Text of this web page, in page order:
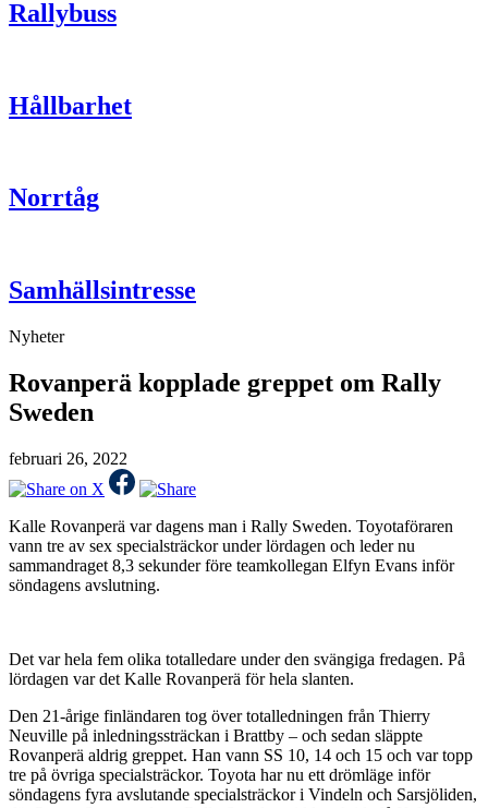
Rallybuss
Hållbarhet
Norrtåg
Samhällsintresse
Nyheter
Rovanperä kopplade greppet om Rally
Sweden
februari 26, 2022
Kalle Rovanperä var dagens man i Rally Sweden. Toyotaföraren
vann tre av sex specialsträckor under lördagen och leder nu
sammandraget 8,3 sekunder före teamkollegan Elfyn Evans inför
söndagens avslutning.
Det var hela fem olika totalledare under den svängiga fredagen. På
lördagen var det Kalle Rovanperä för hela slanten.
Den 21-årige finländaren tog över totalledningen från Thierry
Neuville på inledningssträckan i Brattby – och sedan släppte
Rovanperä aldrig greppet. Han vann SS 10, 14 och 15 och var topp
tre på övriga specialsträckor. Toyota har nu ett drömläge inför
söndagens fyra avslutande specialsträckor i Vindeln och Sarsjöliden,